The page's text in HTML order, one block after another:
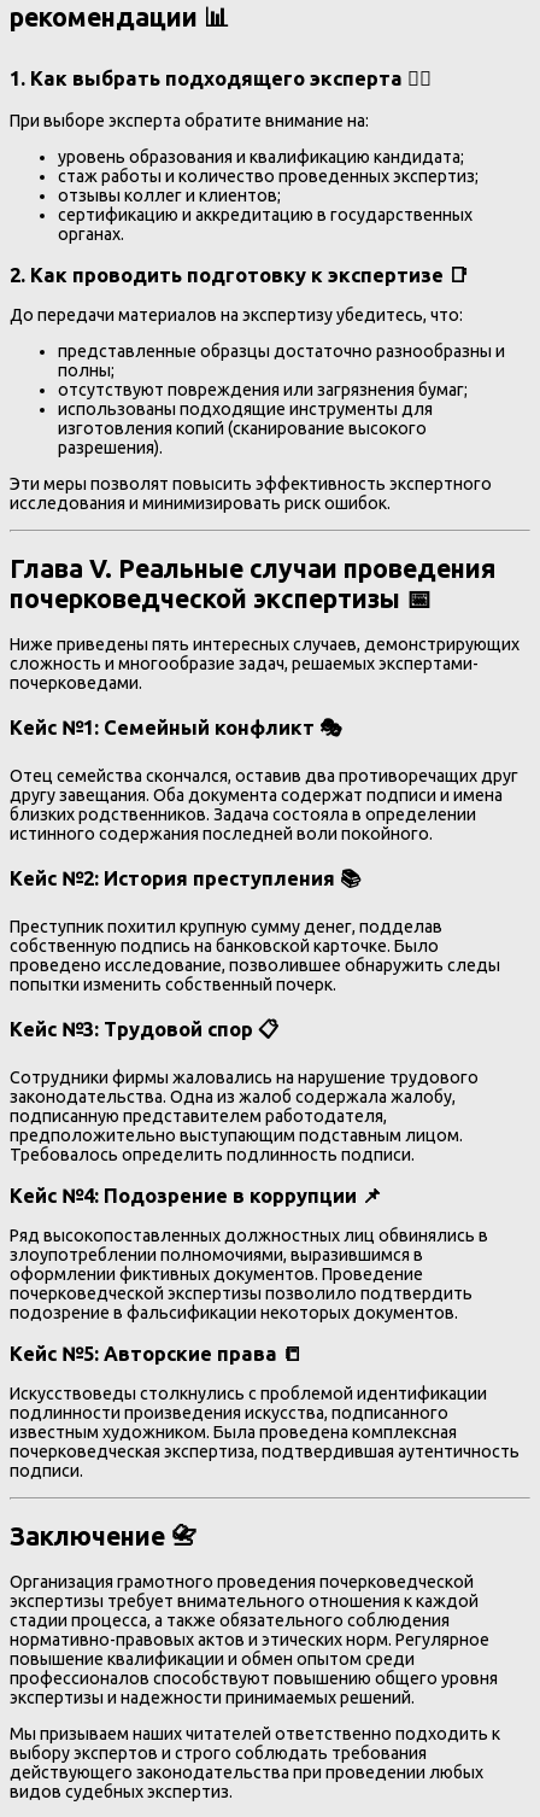
рекомендации 📊
1. Как выбрать подходящего эксперта 👨‍⚖️
При выборе эксперта обратите внимание на:
уровень образования и квалификацию кандидата;
стаж работы и количество проведенных экспертиз;
отзывы коллег и клиентов;
сертификацию и аккредитацию в государственных
органах.
2. Как проводить подготовку к экспертизе 📑
До передачи материалов на экспертизу убедитесь, что:
представленные образцы достаточно разнообразны и
полны;
отсутствуют повреждения или загрязнения бумаг;
использованы подходящие инструменты для
изготовления копий (сканирование высокого
разрешения).
Эти меры позволят повысить эффективность экспертного
исследования и минимизировать риск ошибок.
Глава V. Реальные случаи проведения
почерковедческой экспертизы 📅
Ниже приведены пять интересных случаев, демонстрирующих
сложность и многообразие задач, решаемых экспертами-
почерковедами.
Кейс №1: Семейный конфликт 🎭
Отец семейства скончался, оставив два противоречащих друг
другу завещания. Оба документа содержат подписи и имена
близких родственников. Задача состояла в определении
истинного содержания последней воли покойного.
Кейс №2: История преступления 📚
Преступник похитил крупную сумму денег, подделав
собственную подпись на банковской карточке. Было
проведено исследование, позволившее обнаружить следы
попытки изменить собственный почерк.
Кейс №3: Трудовой спор 📋
Сотрудники фирмы жаловались на нарушение трудового
законодательства. Одна из жалоб содержала жалобу,
подписанную представителем работодателя,
предположительно выступающим подставным лицом.
Требовалось определить подлинность подписи.
Кейс №4: Подозрение в коррупции 📌
Ряд высокопоставленных должностных лиц обвинялись в
злоупотреблении полномочиями, выразившимся в
оформлении фиктивных документов. Проведение
почерковедческой экспертизы позволило подтвердить
подозрение в фальсификации некоторых документов.
Кейс №5: Авторские права 📒
Искусствоведы столкнулись с проблемой идентификации
подлинности произведения искусства, подписанного
известным художником. Была проведена комплексная
почерковедческая экспертиза, подтвердившая аутентичность
подписи.
Заключение 📇
Организация грамотного проведения почерковедческой
экспертизы требует внимательного отношения к каждой
стадии процесса, а также обязательного соблюдения
нормативно-правовых актов и этических норм. Регулярное
повышение квалификации и обмен опытом среди
профессионалов способствуют повышению общего уровня
экспертизы и надежности принимаемых решений.
Мы призываем наших читателей ответственно подходить к
выбору экспертов и строго соблюдать требования
действующего законодательства при проведении любых
видов судебных экспертиз.